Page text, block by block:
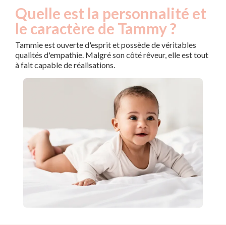
Quelle est la personnalité et
le caractère de Tammy ?
Tammie est ouverte d'esprit et possède de véritables
qualités d'empathie. Malgré son côté rêveur, elle est tout
à fait capable de réalisations.